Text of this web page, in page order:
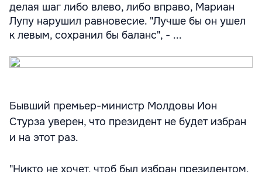
делая шаг либо влево, либо вправо, Мариан
Лупу нарушил равновесие. "Лучше бы он ушел
к левым, сохранил бы баланс", - ...
Бывший премьер-министр Молдовы Ион
Стурза уверен, что президент не будет избран
и на этот раз.
"Никто не хочет, чтоб был избран президентом,